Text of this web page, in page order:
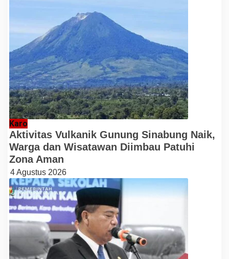
Karo
Aktivitas Vulkanik Gunung Sinabung Naik,
Warga dan Wisatawan Diimbau Patuhi
Zona Aman
4 Agustus 2026